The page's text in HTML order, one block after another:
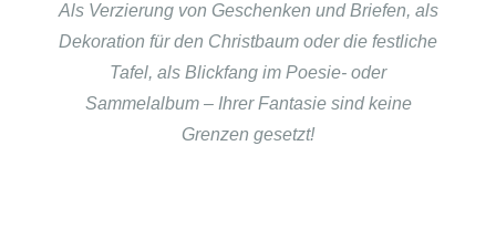
Als Verzierung von Geschenken und Briefen, als
Dekoration für den Christbaum oder die festliche
Tafel, als Blickfang im Poesie- oder
Sammelalbum – Ihrer Fantasie sind keine
Grenzen gesetzt!